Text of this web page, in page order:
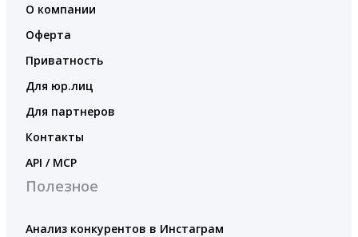
О компании
Оферта
Приватность
Для юр.лиц
Для партнеров
Контакты
API / MCP
Полезное
Анализ конкурентов в Инстаграм